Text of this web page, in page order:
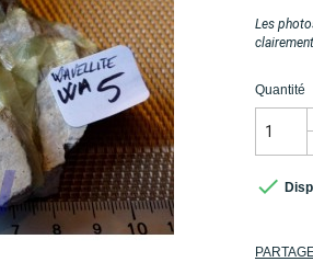
Les
Quantité
